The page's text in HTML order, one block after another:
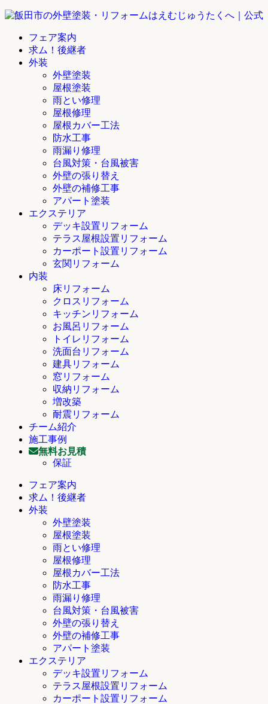
フェア案内
求ム！後継者
外装
外壁塗装
屋根塗装
雨とい修理
屋根修理
屋根カバー工法
防水工事
雨漏り修理
台風対策・台風被害
外壁の張り替え
外壁の補修工事
アパート塗装
エクステリア
デッキ設置リフォーム
テラス屋根設置リフォーム
カーポート設置リフォーム
玄関リフォーム
内装
床リフォーム
クロスリフォーム
キッチンリフォーム
お風呂リフォーム
トイレリフォーム
洗面台リフォーム
建具リフォーム
窓リフォーム
収納リフォーム
増改築
耐震リフォーム
チーム紹介
施工事例
無料お見積
保証
フェア案内
求ム！後継者
外装
外壁塗装
屋根塗装
雨とい修理
屋根修理
屋根カバー工法
防水工事
雨漏り修理
台風対策・台風被害
外壁の張り替え
外壁の補修工事
アパート塗装
エクステリア
デッキ設置リフォーム
テラス屋根設置リフォーム
カーポート設置リフォーム